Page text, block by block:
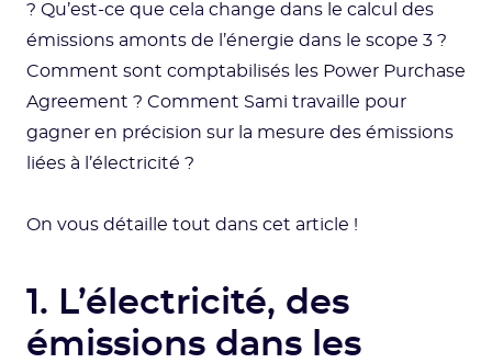
? Qu’est-ce que cela change dans le calcul des
émissions amonts de l’énergie dans le scope 3 ?
Comment sont comptabilisés les Power Purchase
Agreement ? Comment Sami travaille pour
gagner en précision sur la mesure des émissions
liées à l’électricité ?
On vous détaille tout dans cet article !
1. L’électricité, des
émissions dans les